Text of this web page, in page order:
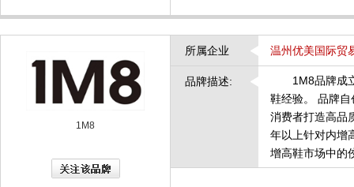
1M8
所属企业 温州优美国际贸
品牌描述:
1M8品牌成立
鞋经验。 品牌自
消费者打造高
年以上针对内增
增高鞋市场中